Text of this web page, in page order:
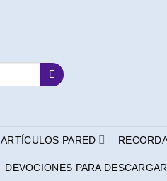
ARTÍCULOS PARED
DEVOCIONES PARA DESCARGAR